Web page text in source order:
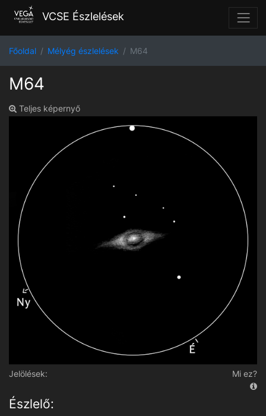
VCSE Észlelések
Főoldal Mélyég észlelések M64
M64
Teljes képernyő
Jelölések: Mi ez?
Észlelő: